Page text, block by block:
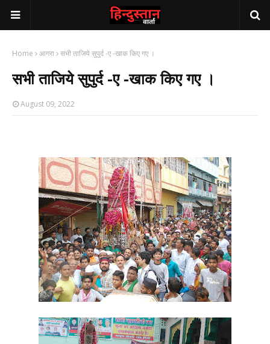
Home आगरा सभी ताजिये सुपुर्द -ए -खाक किए गए ।
सभी ताजिये सुपुर्द -ए -खाक किए गए ।
August 09, 2022